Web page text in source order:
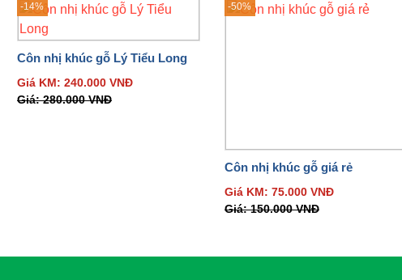
mặt hàng sau:
-14%
Côn nhị khúc gỗ Lý Tiểu Long
Giá KM: 240.000 VNĐ
Giá:280.000VNĐ
-50%
Côn nhị khúc gỗ giá rẻ
Giá KM: 75.000 VNĐ
Giá:150.000VNĐ